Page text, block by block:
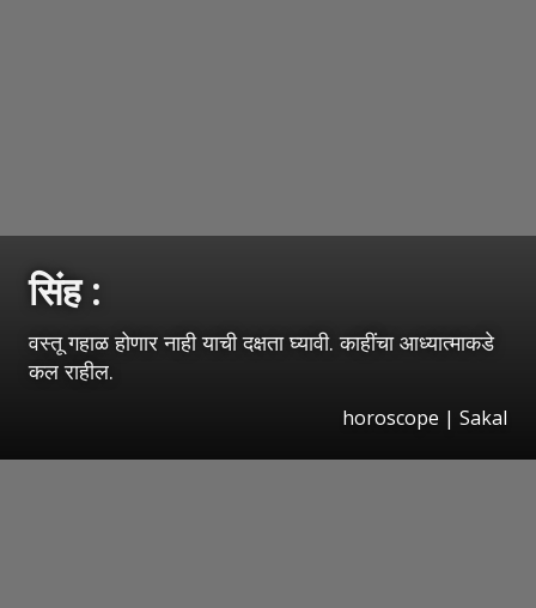
सिंह :
वस्तू गहाळ होणार नाही याची दक्षता घ्यावी. काहींचा आध्यात्माकडे
कल राहील.
horoscope | Sakal